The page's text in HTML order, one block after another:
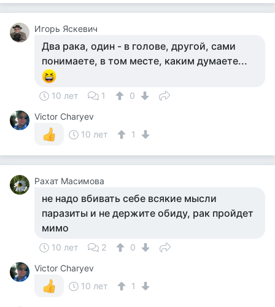
Игорь Яскевич
Два рака, один - в голове, другой, сами
понимаете, в том месте, каким думаете...
10 лет 1
0
Victor Charyev
10 лет
1
Рахат Масимова
не надо вбивать себе всякие мысли
паразиты и не держите обиду, рак пройдет
мимо
10 лет 2
0
Victor Charyev
10 лет
1